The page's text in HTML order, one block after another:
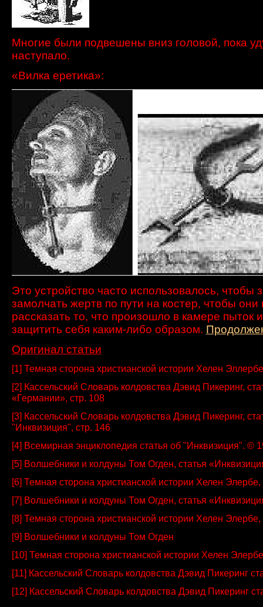
Многие были подвешены вниз головой, пока
наступало.
«Вилка еретика»:
Это устройство часто использовалось, чтобы
замолчать жертв по пути на костер, чтобы они
рассказать то, что произошло в камере пыток
защитить себя каким-либо образом.
Оригинал статьи
[1] Темная сторона христианской истории Хелен Эллербе
[2] Кассельский Словарь колдовства Дэвид Пикеринг,
«Германии», стр. 108
[3] Кассельский Словарь колдовства Дэвид Пикеринг,
"Инквизиция", стр. 146
[4] Всемирная энциклопедия статья об "Инквизиция". ©
[5] Волшебники и колдуны Том Огден, статья «
[6] Темная сторона христианской истории Хелен Элербе,
[7] Волшебники и колдуны Том Огден, статья «
[8] Темная сторона христианской истории Хелен Элербе,
[9] Волшебники и колдуны Том Огден
[10] Темная сторона христианской истории Хелен Элербе
[11] Кассельский Словарь колдовства Дэвид Пикеринг
[12] Кассельский Словарь колдовства Дэвид Пикеринг